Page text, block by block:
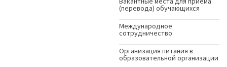
(перевода) обучающихся
Международное
сотрудничество
Организация питания в
образовательной организации